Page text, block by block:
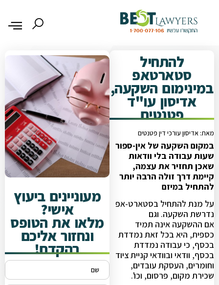
להתחיל
סטארטאפ
במינימום השקעה,
אדיסון עו"ד
פטנטים
מאת: אדיסון עורכי דין פטנטים
במקום השקעה של אין-ספור
שעות עבודה בלי וודאות
שאכן תחזיר את עצמה,
קיימת דרך זולה הרבה יותר
להתחיל במיזם
על מנת להתחיל בסטארט-אפ
נדרשת השקעה. וגם
אם ההשקעה אינה תמיד
כספית, היא בכל זאת נמדדת
בכסף, כי עבודה נמדדת
בכסף, וודאי ובוודאי קניית ציוד
וחומרים, העסקת עובדים,
שכירת מקום, פרסום, וכו'.
מעוניינים ביעוץ
אישי?
מלאו את הטופס
ונחזור אליכם
בהקדם!